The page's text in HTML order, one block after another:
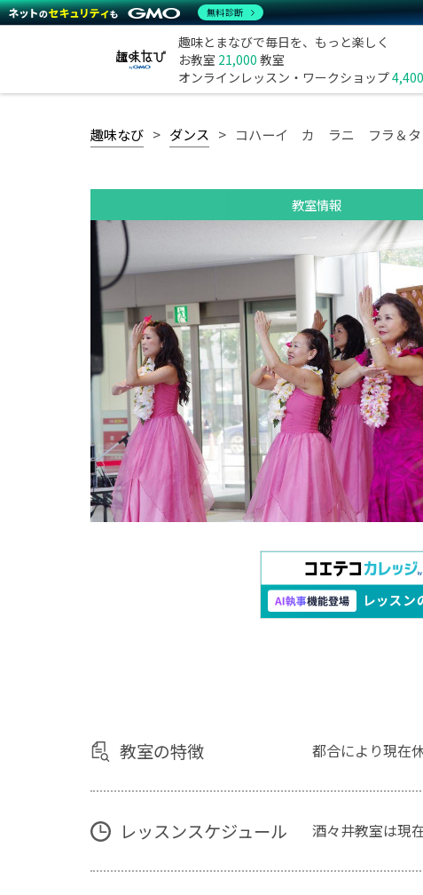
趣味とまなびで毎日を、もっと楽しく
お教室 21,000 教室
オンラインレッスン・ワークショップ4,400
趣味なび ダンス コハーイ カ ラニ フラ＆タ
教室情報
教室の特徴 都合により現在
レッスンスケジュール 酒々井教室は現
無料診断